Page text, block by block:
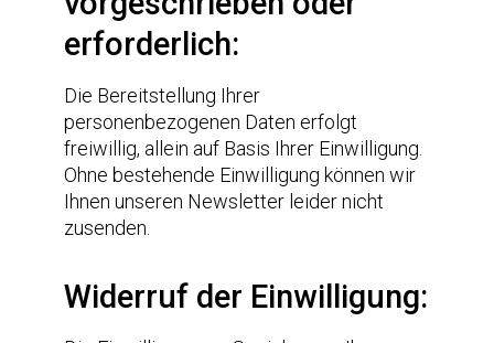
erforderlich:
Die Bereitstellung Ihrer
personenbezogenen Daten erfolgt
freiwillig, allein auf Basis Ihrer Einwilligung.
Ohne bestehende Einwilligung können wir
Ihnen unseren Newsletter leider nicht
zusenden.
Widerruf der Einwilligung: